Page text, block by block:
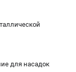
для насадок